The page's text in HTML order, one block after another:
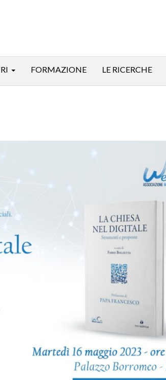
FORMAZIONE LE RICERCHE